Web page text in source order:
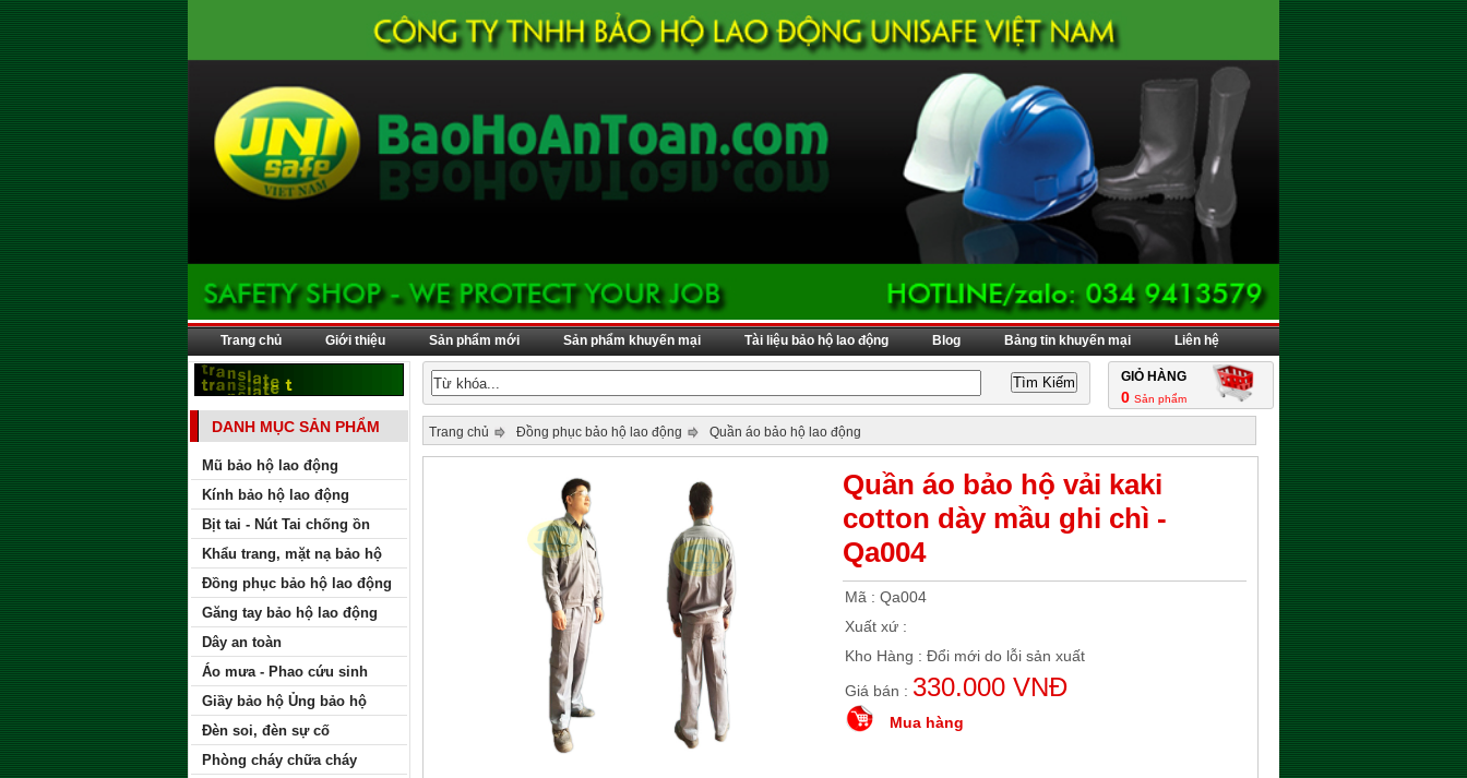
Trang chủ Giới thiệu Sản phẩm mới Sản phẩm khuyến mại Tài liệu bảo hộ lao động Blog Bảng tin khuyến mại Liên hệ
DANH MỤC SẢN PHẨM
Mũ bảo hộ lao động
Kính bảo hộ lao động
Bịt tai - Nút Tai chống ồn
Khẩu trang, mặt nạ bảo hộ
Đồng phục bảo hộ lao động
Găng tay bảo hộ lao động
Dây an toàn
Áo mưa - Phao cứu sinh
Giầy bảo hộ Ủng bảo hộ
Đèn soi, đèn sự cố
Phòng cháy chữa cháy
GIỎ HÀNG
0 Sản phẩm
Trang chủ Đồng phục bảo hộ lao động Quần áo bảo hộ lao động
Quần áo bảo hộ vải kaki
cotton dày mầu ghi chì -
Qa004
Mã : Qa004
Xuất xứ :
Kho Hàng : Đổi mới do lỗi sản xuất
Giá bán : 330.000 VNĐ
Mua hàng